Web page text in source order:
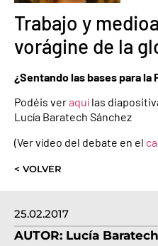
25.02.2017
AUTOR: Lucía
Trabajo y
vorágine de la
¿Sentando las bases para
Podéis veraquí las
Lucía Baratech Sánchez
(Ver vídeo del debate en el
< VOLVER